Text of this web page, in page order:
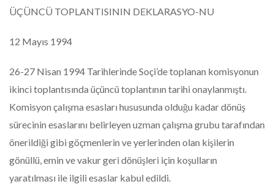
ÜÇÜNCÜ TOPLANTISININ DEKLARASYO-NU
12 Mayıs 1994
26-27 Nisan 1994 Tarihlerinde Soçi’de toplanan komisyonun
ikinci toplantısında üçüncü toplantının tarihi onaylanmıştı.
Komisyon çalışma esasları hususunda olduğu kadar dönüş
sürecinin esaslarını belirleyen uzman çalışma grubu tarafından
önerildiği gibi göçmenlerin ve yerlerinden olan kişilerin
gönüllü, emin ve vakur geri dönüşleri için koşulların
yaratılması ile ilgili esaslar kabul edildi.